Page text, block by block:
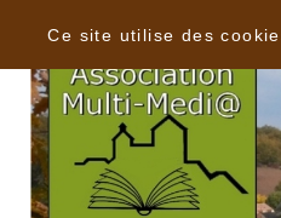
Ce site utilise des